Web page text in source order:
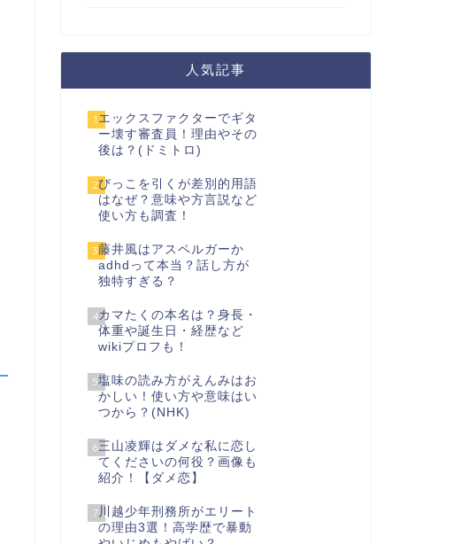
人気記事
1 エックスファクターでギタ
ー壊す審査員！理由やその
後は？(ドミトロ)
2びっこを引くが差別的用語
はなぜ？意味や方言説など
使い方も調査！
3藤井風はアスペルガーか
adhdって本当？話し方が
独特すぎる？
4カマたくの本名は？身長・
体重や誕生日・経歴など
wikiプロフも！
5塩味の読み方がえんみはお
かしい！使い方や意味はい
つから？(NHK)
6三山凌輝はダメな私に恋し
てくださいの何役？画像も
紹介！【ダメ恋】
7川越少年刑務所がエリート
の理由3選！高学歴で暴動